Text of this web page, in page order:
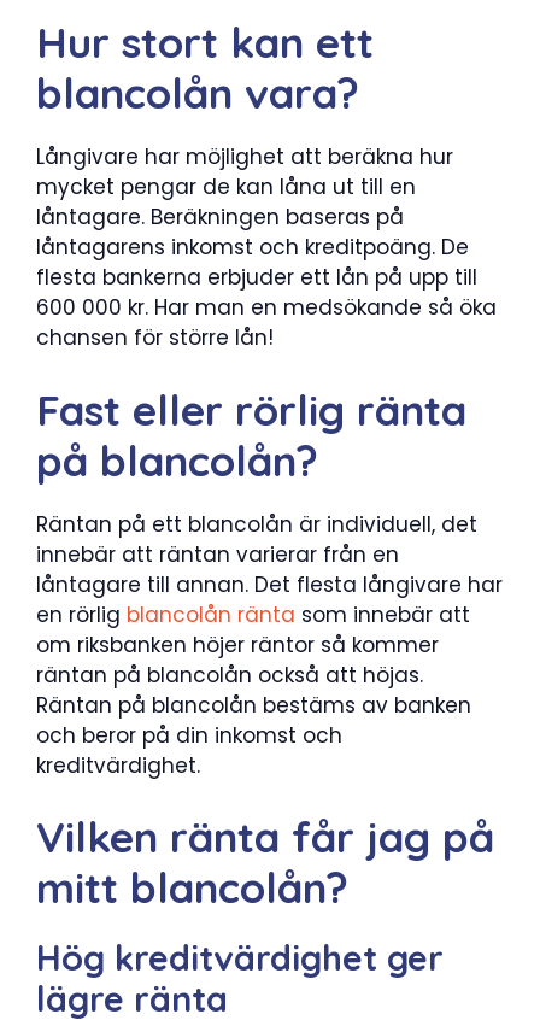
Hur stort kan ett
blancolån vara?
Långivare har möjlighet att beräkna hur
mycket pengar de kan låna ut till en
låntagare. Beräkningen baseras på
låntagarens inkomst och kreditpoäng. De
flesta bankerna erbjuder ett lån på upp till
600 000 kr. Har man en medsökande så öka
chansen för större lån!
Fast eller rörlig ränta
på blancolån?
Räntan på ett blancolån är individuell, det
innebär att räntan varierar från en
låntagare till annan. Det flesta långivare har
en rörlig blancolån ränta som innebär att
om riksbanken höjer räntor så kommer
räntan på blancolån också att höjas.
Räntan på blancolån bestäms av banken
och beror på din inkomst och
kreditvärdighet.
Vilken ränta får jag på
mitt blancolån?
Hög kreditvärdighet ger
lägre ränta